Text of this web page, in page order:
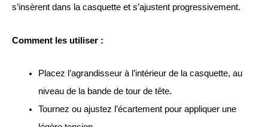
s’insèrent dans la casquette et s’ajustent progressivement.
Comment les utiliser :
Placez l’agrandisseur à l’intérieur de la casquette, au
niveau de la bande de tour de tête.
Tournez ou ajustez l’écartement pour appliquer une